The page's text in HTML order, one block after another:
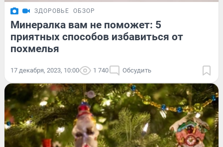
ЗДОРОВЬЕ ОБЗОР
Минералка вам не поможет: 5
приятных способов избавиться от
похмелья
17 декабря, 2023, 10:00 1 740 Обсудить